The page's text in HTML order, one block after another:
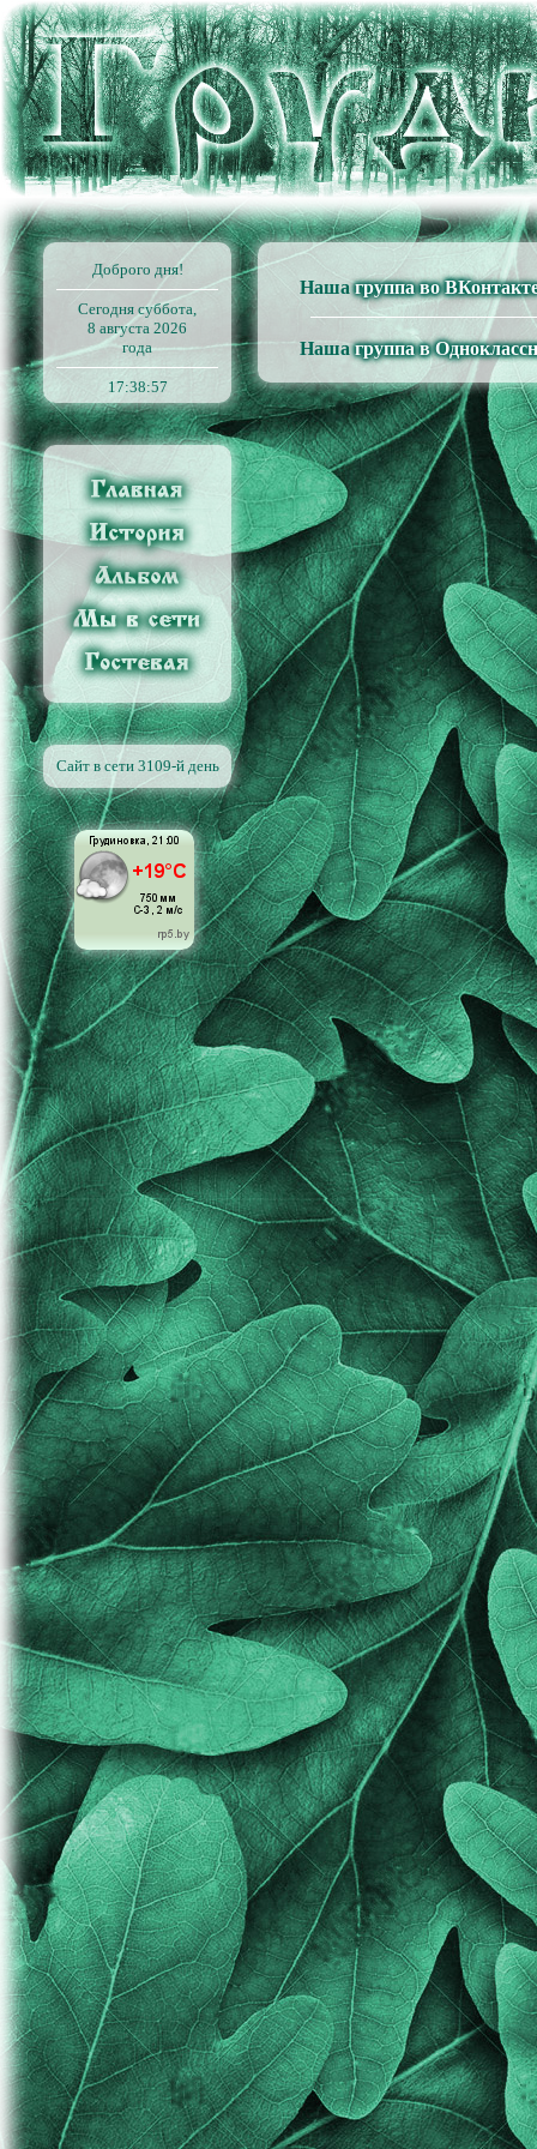
Доброго дня!
Сегодня суббота,
8 августа 2026
года
17:38:59
Сайт в сети 3109-й день
Нашагруппа во
Нашагруппа в